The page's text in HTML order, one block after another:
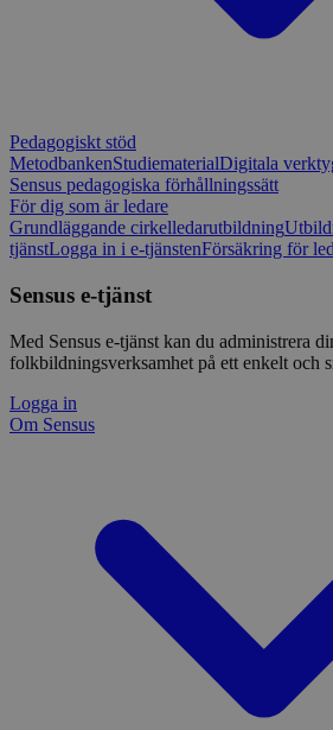
Pedagogiskt stöd
MetodbankenStudiematerialDigitala
Sensus pedagogiska förhållningssätt
För dig som är ledare
Grundläggande cirkelledarutbildning
tjänstLogga in i e-tjänstenFörsäkring för
Sensus e-tjänst
Med Sensus e-tjänst kan du administrera
folkbildningsverksamhet på ett enkelt och
Logga in
Om Sensus